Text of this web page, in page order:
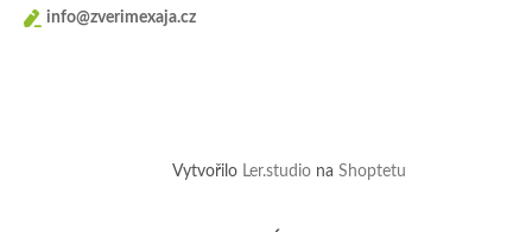
info@zverimexaja.cz
Vytvořilo Ler.studiona Shoptetu